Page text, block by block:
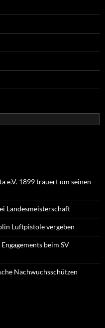
e.V. 1899 trauert um seinen
Landesmeisterschaft
Luftpistole vergeben
beim SV
Nachwuchsschützen